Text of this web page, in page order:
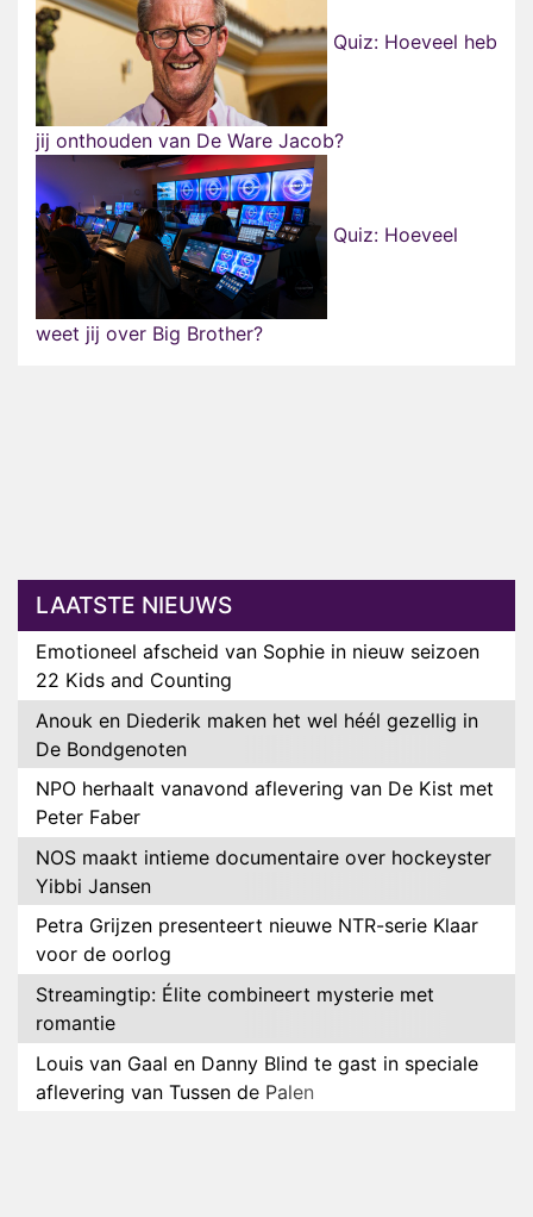
Quiz: Hoeveel heb
jij onthouden van De Ware Jacob?
Quiz: Hoeveel
weet jij over Big Brother?
LAATSTE NIEUWS
Emotioneel afscheid van Sophie in nieuw seizoen
22 Kids and Counting
Anouk en Diederik maken het wel héél gezellig in
De Bondgenoten
NPO herhaalt vanavond aflevering van De Kist met
Peter Faber
NOS maakt intieme documentaire over hockeyster
Yibbi Jansen
Petra Grijzen presenteert nieuwe NTR-serie Klaar
voor de oorlog
Streamingtip: Élite combineert mysterie met
romantie
Louis van Gaal en Danny Blind te gast in speciale
aflevering van Tussen de Palen